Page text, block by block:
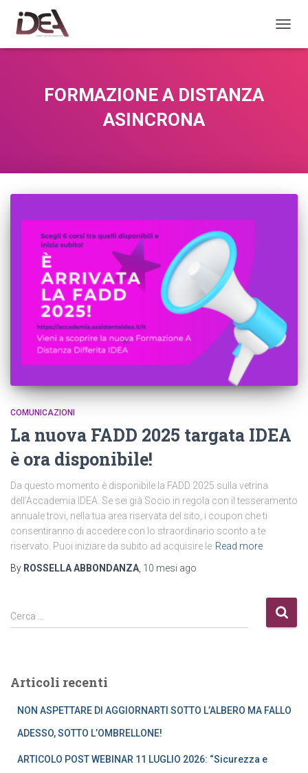
FORMAZIONE A DISTANZA
ASINCRONA
COMUNICAZIONI
La nuova FADD 2025 targata IDEA
è ora disponibile!
Da questo momento è disponibile la FADD 2025 sulla vetrina
dell’Accademia IDEA. Se sei già Socio in regola con il tesseramento
annuale trovi, nella tua area riservata del sito, i coupon che ti
consentiranno di accedere con lo straordinario sconto a te
riservato. Puoi iniziare da subito ad acquisire le Read more
By ROSSELLA ABBONDANZA 10 mesi ago
R
i
c
Cerca …
Articoli recenti
NON ASPETTARE DI AGGIORNARTI SOTTO L’ALBERO MA FALLO
ADESSO, SOTTO L’OMBRELLONE!
ARTICOLO POST WEBINAR 11 LUGLIO 2026: “Sicurezza e